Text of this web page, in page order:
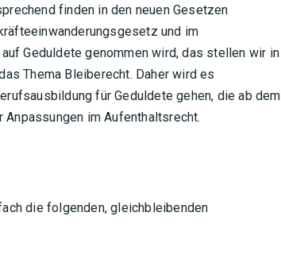
finden in den neuen Gesetzen
und im
Geduldete genommen wird, das stellen wir in
Thema Bleiberecht. Daher wird es
für Geduldete gehen, die ab dem
im Aufenthaltsrecht.
die folgenden, gleichbleibenden